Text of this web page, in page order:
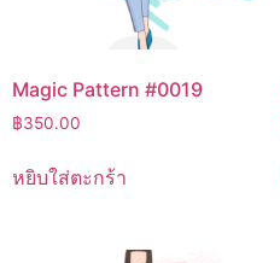
Magic Pattern #0019
฿350.00
หยิบใส่ตะกร้า